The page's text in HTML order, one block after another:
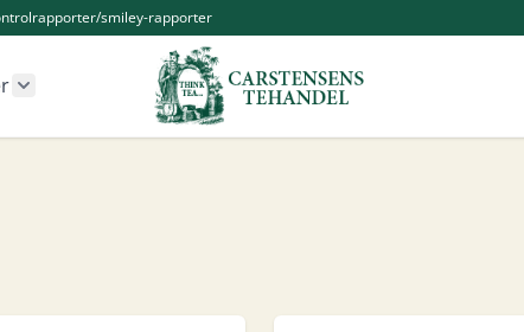
smiley-rapporter
Kander og Tilbehør category
Show submenu for Øvrige produkter category